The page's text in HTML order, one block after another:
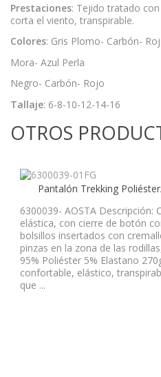
Prestaciones: Tejido tratado
corta el viento, transpirable.
Colores: Gris Plomo- Carbón-
Mora- Azul Perla
Negro- Carbón- Rojo
Tallaje: 6-8-10-12-14-16
OTROS
Pantalón Trekking
6300039- AOSTA Descripción:
elástica, con cierre de botón
bolsillos insertados con
pinzas en la zona de las
95% Poliéster 5% Elastano
confortable, elástico,
que ...